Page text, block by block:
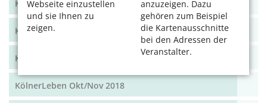
Webseite einzustellen
und sie Ihnen zu
zeigen.
anzuzeigen. Dazu
gehören zum Beispiel
die Kartenausschnitte
bei den Adressen der
Veranstalter.
KölnerLeben April/Mai 2019
KölnerLeben Feb/März 2019
KölnerLeben Dez 18/Jan 19
KölnerLeben Okt/Nov 2018